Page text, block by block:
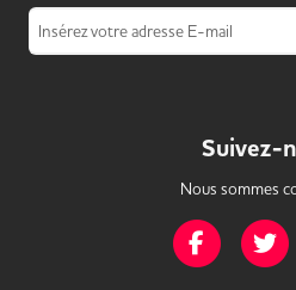
Insérez votre adresse E-mail
Suivez-
Nous sommes
Page